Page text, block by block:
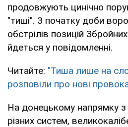
продовжують цинічно
"тиші". З початку доби
обстрілів позицій
йдеться у повідомленні.
Читайте: "Тиша лише на
розповіли про нові
На донецькому напрямку з
різних систем,